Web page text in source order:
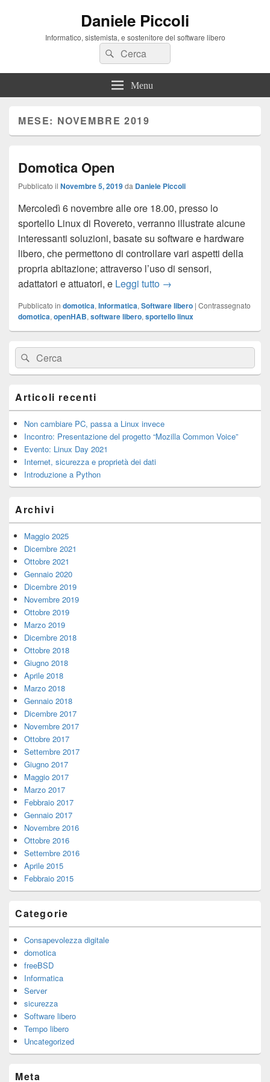
Daniele Piccoli
Informatico, sistemista, e sostenitore del software libero
Cerca:Cerca
Menu
MESE: NOVEMBRE 2019
Domotica Open
Pubblicato il Novembre 5, 2019da Daniele Piccoli
Mercoledì 6 novembre alle ore 18.00, presso lo
sportello Linux di Rovereto, verranno illustrate alcune
interessanti soluzioni, basate su software e hardware
libero, che permettono di controllare vari aspetti della
propria abitazione; attraverso l’uso di sensori,
adattatori e attuatori, e Leggi tutto Domotica Open
→
Pubblicato in domotica, Informatica, Software libero | Contrassegnato
domotica, openHAB, software libero, sportello linux
Area
widget
barra
laterale
Cerca:Cerca
Articoli recenti
Non cambiare PC, passa a Linux invece
Incontro: Presentazione del progetto “Mozilla Common Voice”
Evento: Linux Day 2021
Internet, sicurezza e proprietà dei dati
Introduzione a Python
Archivi
Maggio 2025
Dicembre 2021
Ottobre 2021
Gennaio 2020
Dicembre 2019
Novembre 2019
Ottobre 2019
Marzo 2019
Dicembre 2018
Ottobre 2018
Giugno 2018
Aprile 2018
Marzo 2018
Gennaio 2018
Dicembre 2017
Novembre 2017
Ottobre 2017
Settembre 2017
Giugno 2017
Maggio 2017
Marzo 2017
Febbraio 2017
Gennaio 2017
Novembre 2016
Ottobre 2016
Settembre 2016
Aprile 2015
Febbraio 2015
Categorie
Consapevolezza digitale
domotica
freeBSD
Informatica
Server
sicurezza
Software libero
Tempo libero
Uncategorized
Meta